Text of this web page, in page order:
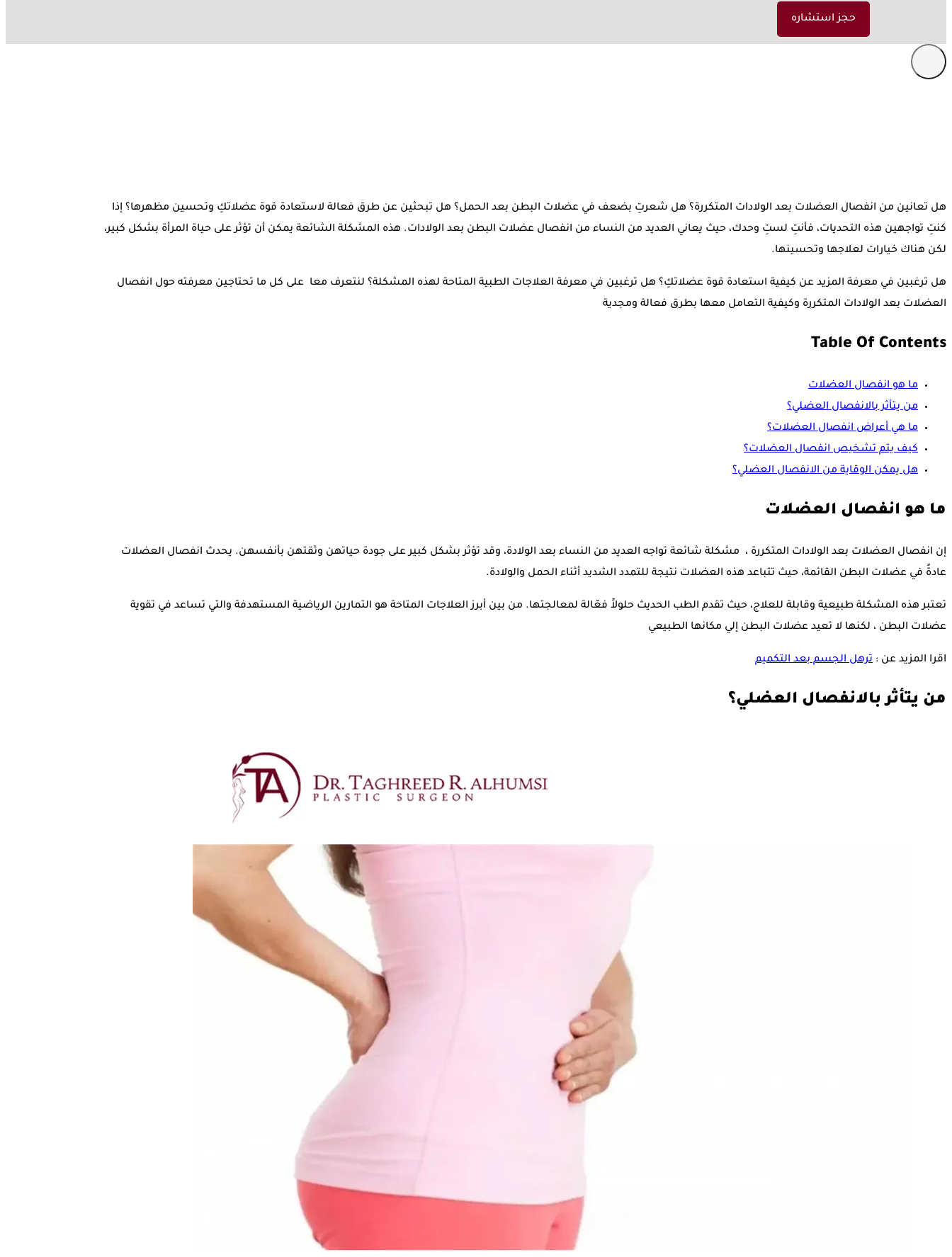
حجز استشاره
هل تعانين من انفصال العضلات بعد الولادات المتكررة؟ هل شعرتِ بضعف في عضلات البطن بعد الحمل؟ هل تبحثين عن طرق فعالة لاستعادة قوة عضلاتكِ وتحسين مظهرها؟ إذا
كنتِ تواجهين هذه التحديات، فأنتِ لستِ وحدك، حيث يعاني العديد من النساء من انفصال عضلات البطن بعد الولادات. هذه المشكلة الشائعة يمكن أن تؤثر على حياة المرأة بشكل كبير،
لكن هناك خيارات لعلاجها وتحسينها.
هل ترغبين في معرفة المزيد عن كيفية استعادة قوة عضلاتكِ؟ هل ترغبين في معرفة العلاجات الطبية المتاحة لهذه المشكلة؟ لنتعرف معا على كل ما تحتاجين معرفته حول انفصال
العضلات بعد الولادات المتكررة وكيفية التعامل معها بطرق فعالة ومجدية
Table Of Contents
ما هو انفصال العضلات
من يتأثر بالانفصال العضلي؟
ما هي أعراض انفصال العضلات؟
كيف يتم تشخيص انفصال العضلات؟
هل يمكن الوقاية من الانفصال العضلي؟
ما هو انفصال العضلات
إن انفصال العضلات بعد الولادات المتكررة ، مشكلة شائعة تواجه العديد من النساء بعد الولادة، وقد تؤثر بشكل كبير على جودة حياتهن وثقتهن بأنفسهن. يحدث انفصال العضلات
عادةً في عضلات البطن القائمة، حيث تتباعد هذه العضلات نتيجة للتمدد الشديد أثناء الحمل والولادة.
تعتبر هذه المشكلة طبيعية وقابلة للعلاج، حيث تقدم الطب الحديث حلولاً فعّالة لمعالجتها. من بين أبرز العلاجات المتاحة هو التمارين الرياضية المستهدفة والتي تساعد في تقوية
عضلات البطن ، لكنها لا تعيد عضلات البطن إلي مكانها الطبيعي
اقرا المزيد عن : ترهل الجسم بعد التكميم
من يتأثر بالانفصال العضلي؟